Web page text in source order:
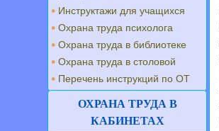
Инструктажи для учащихся
Охрана труда психолога
Охрана труда в библиотеке
Охрана труда в столовой
Перечень инструкций по ОТ
ОХРАНА ТРУДА В
КАБИНЕТАХ